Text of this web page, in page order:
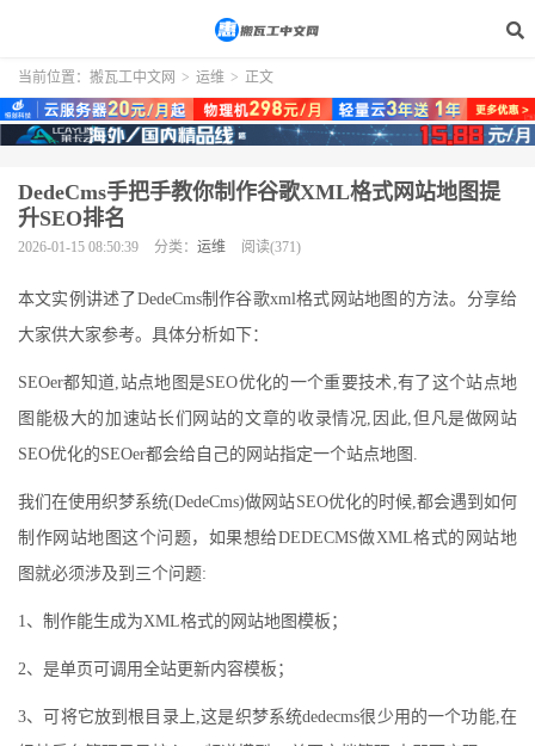
当前位置： 搬瓦工中文网 > 运维 > 正文
DedeCms手把手教你制作谷歌XML格式网站地图提
升SEO排名
2026-01-15 08:50:39 分类： 运维 阅读(371)
本文实例讲述了DedeCms制作谷歌xml格式网站地图的方法。分享给
大家供大家参考。具体分析如下：
SEOer都知道,站点地图是SEO优化的一个重要技术,有了这个站点地
图能极大的加速站长们网站的文章的收录情况,因此,但凡是做网站
SEO优化的SEOer都会给自己的网站指定一个站点地图.
我们在使用织梦系统(DedeCms)做网站SEO优化的时候,都会遇到如何
制作网站地图这个问题，如果想给DEDECMS做XML格式的网站地
图就必须涉及到三个问题:
1、制作能生成为XML格式的网站地图模板；
2、是单页可调用全站更新内容模板；
3、可将它放到根目录上,这是织梦系统dedecms很少用的一个功能,在